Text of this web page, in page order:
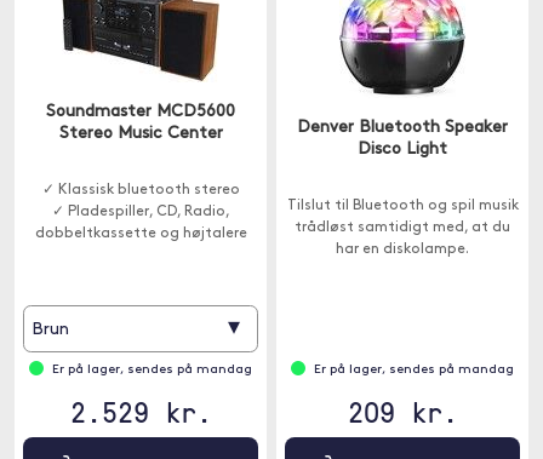
Soundmaster MCD5600
Stereo Music Center
✓ Klassisk bluetooth stereo
✓ Pladespiller, CD, Radio,
dobbeltkassette og højtalere
Brun ▾
Er på lager, sendes på mandag
2.529 kr.
Denver Bluetooth Speaker
Disco Light
Tilslut til Bluetooth og spil musik
trådløst samtidigt med, at du
har en diskolampe.
Er på lager, sendes på mandag
209 kr.